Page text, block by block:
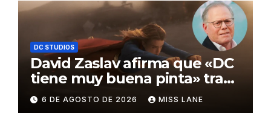
DC STUDIOS
David Zaslav afirma que «DC
tiene muy buena pinta» tras
el fracaso de «Supergirl»
6 DE AGOSTO DE 2026 MISS LANE